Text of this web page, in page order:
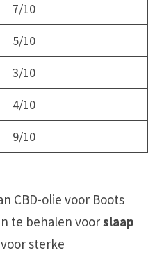
7/10
5/10
3/10
4/10
9/10
CBD-olie voor Boots
te behalen voorslaap
sterke